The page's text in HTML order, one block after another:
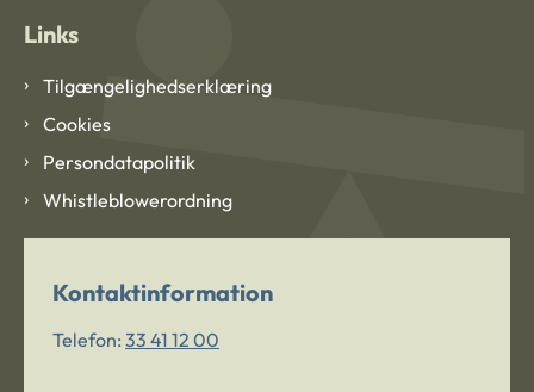
Links
Tilgængelighedserklæring
Cookies
Persondatapolitik
Whistleblowerordning
Kontaktinformation
Telefon: 33 41 12 00